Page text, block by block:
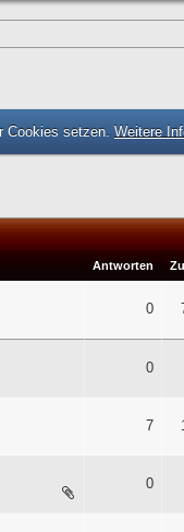
Cookies setzen. Weitere
Antworten
0
0
7
0